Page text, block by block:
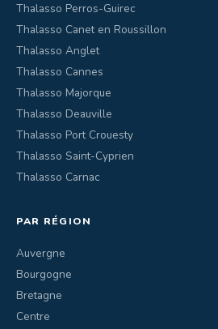
Thalasso Perros-Guirec
Thalasso Canet en Roussillon
Thalasso Anglet
Thalasso Cannes
Thalasso Majorque
Thalasso Deauville
Thalasso Port Crouesty
Thalasso Saint-Cyprien
Thalasso Carnac
PAR RÉGION
Auvergne
Bourgogne
Bretagne
Centre